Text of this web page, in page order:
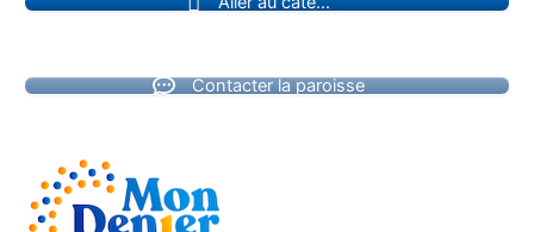
Contacter la paroisse